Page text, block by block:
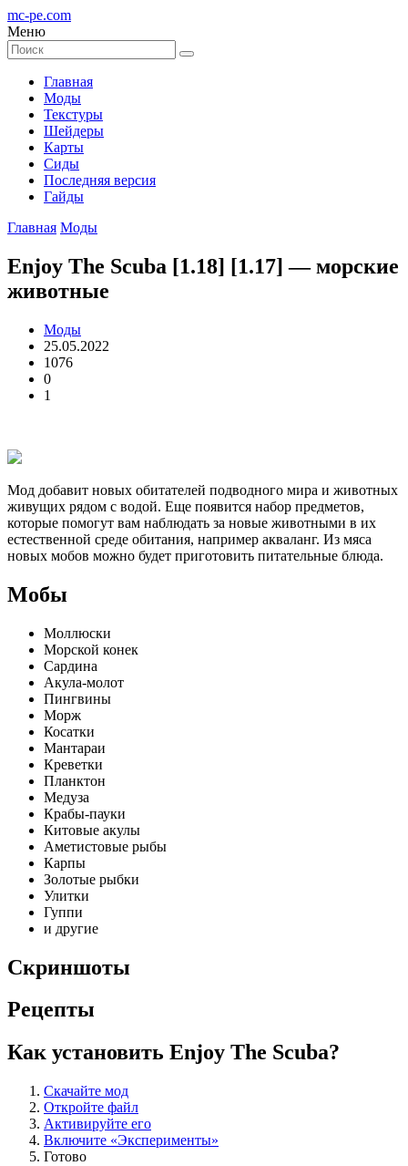
mc-pe.com
Меню
Главная
Моды
Текстуры
Шейдеры
Карты
Сиды
Последняя версия
Гайды
Главная Моды
Enjoy The Scuba [1.18] [1.17] — морские
животные
Моды
25.05.2022
1076
0
1
Мод добавит новых обитателей подводного мира и животных
живущих рядом с водой. Еще появится набор предметов,
которые помогут вам наблюдать за новые животными в их
естественной среде обитания, например акваланг. Из мяса
новых мобов можно будет приготовить питательные блюда.
Мобы
Моллюски
Морской конек
Сардина
Акула-молот
Пингвины
Морж
Косатки
Мантараи
Креветки
Планктон
Медуза
Крабы-пауки
Китовые акулы
Аметистовые рыбы
Карпы
Золотые рыбки
Улитки
Гуппи
и другие
Скриншоты
Рецепты
Как установить Enjoy The Scuba?
Скачайте мод
Откройте файл
Активируйте его
Включите «Эксперименты»
Готово